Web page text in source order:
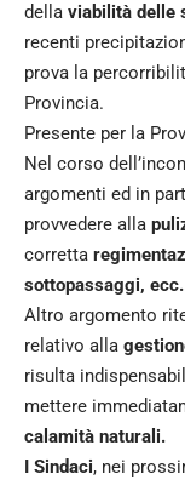
della viabilità delle
recenti
prova la
Provincia.
Presente per la
Nel corso
argomenti ed in
provvedere alla
corretta
sottopassaggi,
Altro argomento
relativo alla
risulta
mettere
calamità naturali.
I Sindaci, nei